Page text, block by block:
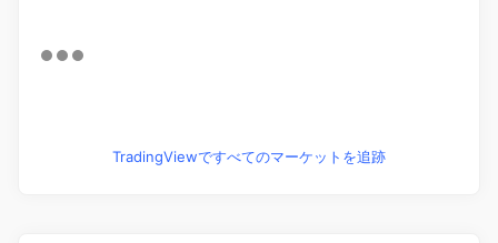
TradingViewですべてのマーケットを追跡